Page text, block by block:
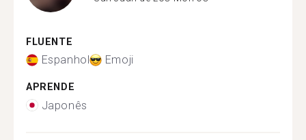
FLUENTE
Espanhol Emoji
APRENDE
Japonês